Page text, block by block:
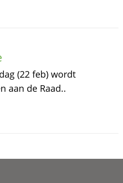
(22 feb) wordt
aan de Raad..